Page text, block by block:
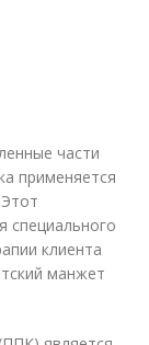
части
применяется
специального
клиента
манжет